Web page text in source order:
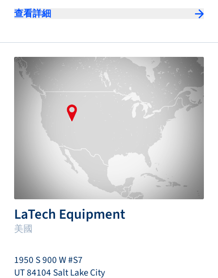
查看詳細
LaTech Equipment
美國
1950 S 900 W #S7
UT 84104 Salt Lake City